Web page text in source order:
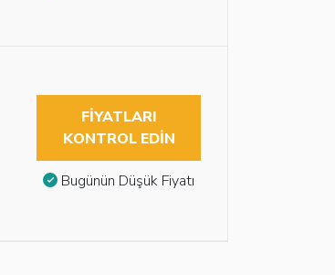
FIYATLARI
KONTROL EDIN
Bugünün Düşük Fiyatı